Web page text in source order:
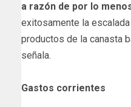
a razón de por lo
exitosamente la
productos de la canasta
señala.
Gastos corrientes